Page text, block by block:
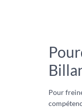
Pour